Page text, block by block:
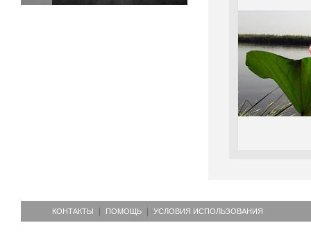
КОНТАКТЫ ПОМОЩЬ УСЛОВИЯ ИСПОЛЬЗОВАНИЯ